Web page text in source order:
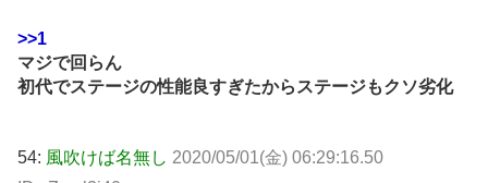
>>1
マジで回らん
初代でステージの性能良すぎたからステージもクソ劣化
54: 風吹けば名無し 2020/05/01(金) 06:29:16.50